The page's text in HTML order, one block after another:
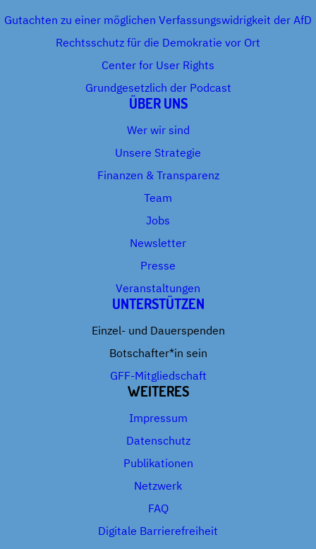
Gutachten zu einer möglichen Verfassungswidrigkeit der AfD
Rechtsschutz für die Demokratie vor Ort
Center for User Rights
Grundgesetzlich der Podcast
ÜBER UNS
Wer wir sind
Unsere Strategie
Finanzen & Transparenz
Team
Jobs
Newsletter
Presse
Veranstaltungen
UNTERSTÜTZEN
Einzel- und Dauerspenden
Botschafter*in sein
GFF-Mitgliedschaft
WEITERES
Impressum
Datenschutz
Publikationen
Netzwerk
FAQ
Digitale Barrierefreiheit